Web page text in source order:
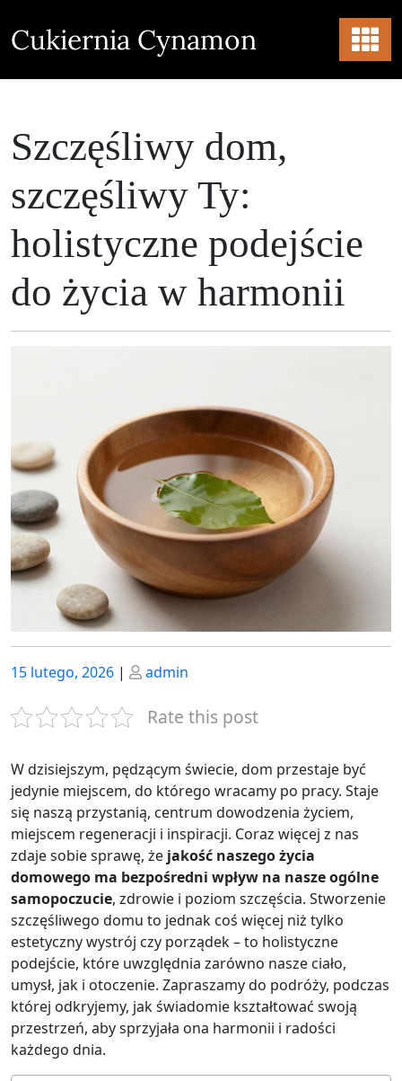
to
content
Cukiernia Cynamon
Szczęśliwy dom,
szczęśliwy Ty:
holistyczne podejście
do życia w harmonii
Posted
15 lutego, 2026 | Posted
admin
Rate this post
W dzisiejszym, pędzącym świecie, dom przestaje być
jedynie miejscem, do którego wracamy po pracy. Staje
się naszą przystanią, centrum dowodzenia życiem,
miejscem regeneracji i inspiracji. Coraz więcej z nas
zdaje sobie sprawę, że jakość naszego życia
domowego ma bezpośredni wpływ na nasze ogólne
samopoczucie, zdrowie i poziom szczęścia. Stworzenie
szczęśliwego domu to jednak coś więcej niż tylko
estetyczny wystrój czy porządek – to holistyczne
podejście, które uwzględnia zarówno nasze ciało,
umysł, jak i otoczenie. Zapraszamy do podróży, podczas
której odkryjemy, jak świadomie kształtować swoją
przestrzeń, aby sprzyjała ona harmonii i radości
każdego dnia.